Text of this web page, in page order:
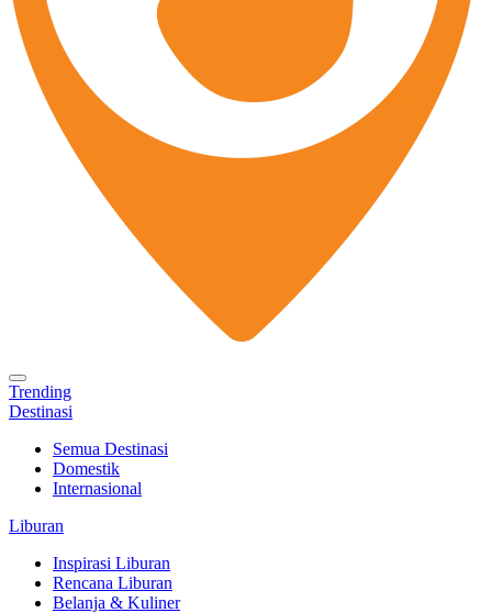
Trending
Destinasi
Semua Destinasi
Domestik
Internasional
Liburan
Inspirasi Liburan
Rencana Liburan
Belanja & Kuliner